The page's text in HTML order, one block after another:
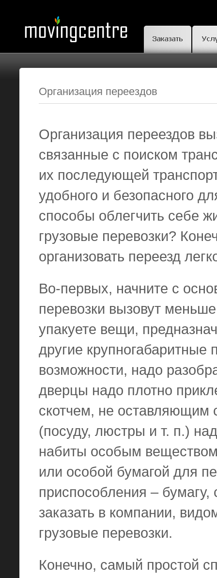
Организация переездов
Организация переездов
связанные с поиском
их последующей
удобного и безопасного
способы облегчить себе
грузовые перевозки?
организовать переезд
Во-первых, начните с
перевозки вызовут
упакуете вещи,
другие крупногабаритные
возможности, надо
дверцы надо плотно
скотчем, не
(посуду, люстры и т. п.)
набиты особым
или особой бумагой для
приспособления –
заказать в компании,
грузовые перевозки.
Конечно, самый простой